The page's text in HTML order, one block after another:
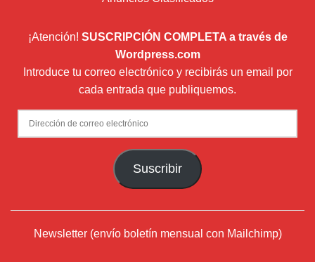
¡Atención! SUSCRIPCIÓN COMPLETA a través de
Wordpress.com
Introduce tu correo electrónico y recibirás un email por
cada entrada que publiquemos.
Dirección
de
Suscribir
Newsletter (envío boletín mensual con Mailchimp)